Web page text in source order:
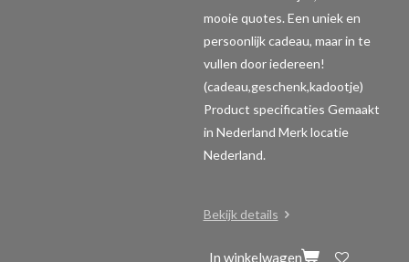
mooie quotes. Een uniek en
persoonlijk cadeau, maar in te
vullen door iedereen!
(cadeau,geschenk,kadootje)
Product specificaties Gemaakt
in Nederland Merk locatie
Nederland.
Bekijk details
In winkelwagen